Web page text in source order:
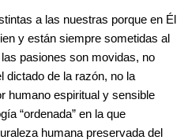
a las nuestras porque en Él
y están siempre sometidas al
pasiones son movidas, no
dictado de la razón, no la
humano espiritual y sensible
“ordenada” en la que
humana preservada del